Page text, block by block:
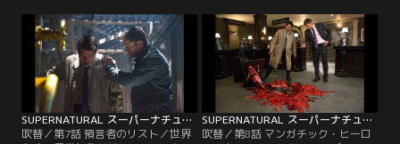
ず出かける兄にサムは困惑の色を隠
せない。一方ベニーのもとへ駆けつ
けたディーンは、ベニーが自分をヴ
ァンパイアにしたボスとその一味を
追うという話を聞き…。
悪霊の仕業であることを突き止め、
次の犠牲者を救うべく、憑依の方法
を解き明かそうとする。ガースは、
サムとディーンが不在だった間の穴
を埋めるため…。
SUPERNATURAL スーパーナチュラル シーズン8 第07話／吹替
吹替／第7話 預言者のリスト／世界
SUPERNATURAL スーパーナチュラル シーズン8 第08話／吹替
吹替／第8話 マンガチック・ヒーロ